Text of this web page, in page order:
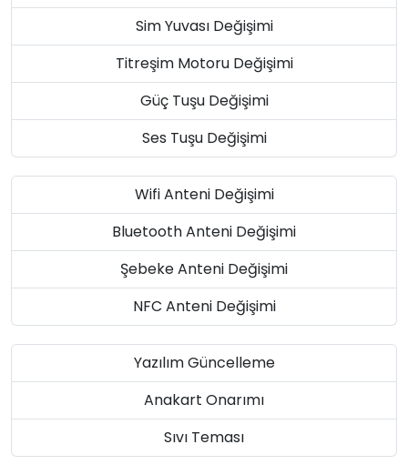
Sim Yuvası Değişimi
Titreşim Motoru Değişimi
Güç Tuşu Değişimi
Ses Tuşu Değişimi
Wifi Anteni Değişimi
Bluetooth Anteni Değişimi
Şebeke Anteni Değişimi
NFC Anteni Değişimi
Yazılım Güncelleme
Anakart Onarımı
Sıvı Teması